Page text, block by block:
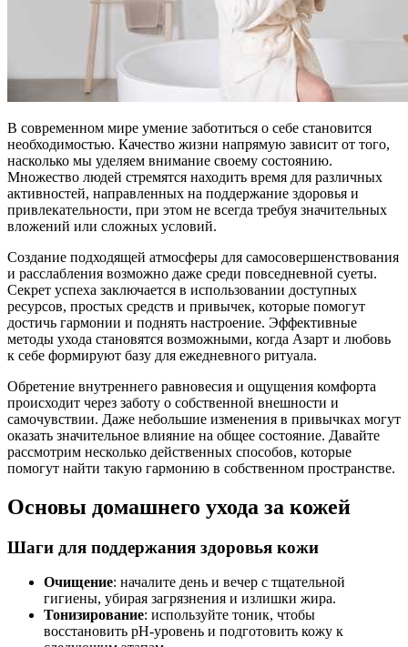
В современном мире умение заботиться о себе становится
необходимостью. Качество жизни напрямую зависит от того,
насколько мы уделяем внимание своему состоянию.
Множество людей стремятся находить время для различных
активностей, направленных на поддержание здоровья и
привлекательности, при этом не всегда требуя значительных
вложений или сложных условий.
Создание подходящей атмосферы для самосовершенствования
и расслабления возможно даже среди повседневной суеты.
Секрет успеха заключается в использовании доступных
ресурсов, простых средств и привычек, которые помогут
достичь гармонии и поднять настроение. Эффективные
методы ухода становятся возможными, когда Азарт и любовь
к себе формируют базу для ежедневного ритуала.
Обретение внутреннего равновесия и ощущения комфорта
происходит через заботу о собственной внешности и
самочувствии. Даже небольшие изменения в привычках могут
оказать значительное влияние на общее состояние. Давайте
рассмотрим несколько действенных способов, которые
помогут найти такую гармонию в собственном пространстве.
Основы домашнего ухода за кожей
Шаги для поддержания здоровья кожи
Очищение: началите день и вечер с тщательной
гигиены, убирая загрязнения и излишки жира.
Тонизирование: используйте тоник, чтобы
восстановить pH-уровень и подготовить кожу к